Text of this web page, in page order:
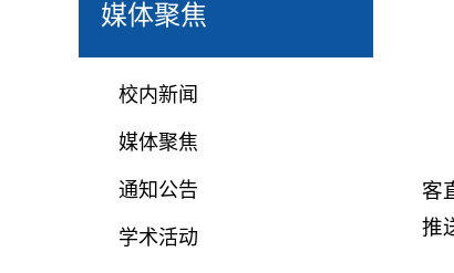
媒体聚焦
校内新闻
媒体聚焦
通知公告
学术活动
客
推